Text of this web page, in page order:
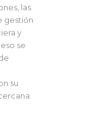
las
gestión
y
se
su